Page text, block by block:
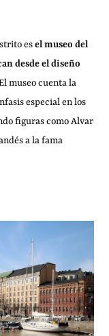
esel museo del
desde el diseño
museo cuenta la
especial en los
figuras como Alvar
a la fama